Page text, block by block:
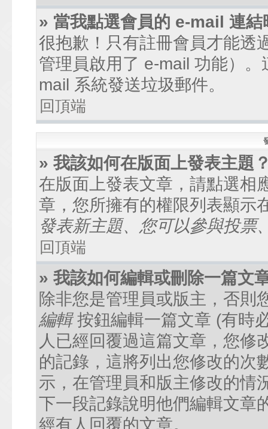
» 當我點選會員的 e-mail 連
很抱歉！只有註冊會員才能透
管理員啟用了 e-mail 功能）
mail 系統發送垃圾郵件。
回頂端
» 我該如何在版面上發表主題
在版面上發表文章，請點選相
章，您所擁有的權限列表顯示
發表新主題、您可以參與投票
回頂端
» 我該如何編輯或刪除一篇文
除非您是管理員或版主，否則
編輯按鈕編輯一篇文章 (有時
人已經回覆過這篇文章，您修
的記錄，這將列出您修改的次
示，在管理員和版主修改的情
下一段記錄說明他們編輯文章
經有人回覆的文章。